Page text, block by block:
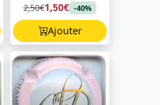
2,50€1,50€ -40%
Ajouter